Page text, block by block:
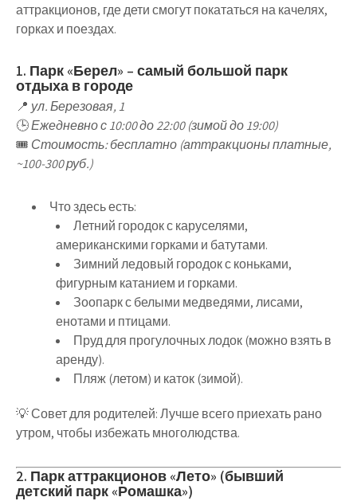
аттракционов, где дети смогутпокататься на качелях,
горках и поездах.
1. Парк «Берел» – самый большой парк
отдыха в городе
📍 ул. Березовая, 1
🕒Ежедневно с 10:00 до 22:00 (зимой до 19:00)
🎟 Стоимость: бесплатно (аттракционы платные,
~100-300 руб.)
Что здесь есть:
Летний городокскаруселями,
американскими горками и батутами.
Зимний ледовый городоксконьками,
фигурным катанием и горками.
Зоопарксбелыми медведями, лисами,
енотами и птицами.
Пруд для прогулочных лодок(можно взять в
аренду).
Пляж(летом) и каток(зимой).
💡Совет для родителей: Лучше всего приехатьрано
утром, чтобы избежать многолюдства.
2. Парк аттракционов «Лето» (бывший
детский парк «Ромашка»)